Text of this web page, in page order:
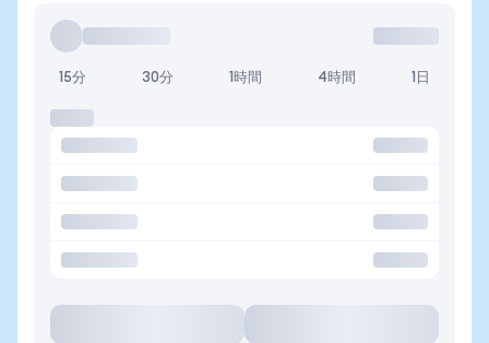
15分 30分 1時間 4時間 1日